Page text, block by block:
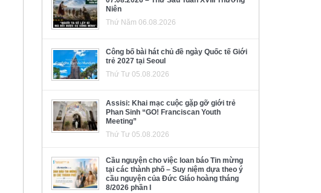
Niên
Thứ Năm 06.08.2026
Công bố bài hát chủ đề ngày Quốc tế Giới
trẻ 2027 tại Seoul
Thứ Tư 05.08.2026
Assisi: Khai mạc cuộc gặp gỡ giới trẻ
Phan Sinh “GO! Franciscan Youth
Meeting”
Thứ Tư 05.08.2026
Cầu nguyện cho việc loan báo Tin mừng
tại các thành phố – Suy niệm dựa theo ý
cầu nguyện của Đức Giáo hoàng tháng
8/2026 phần I